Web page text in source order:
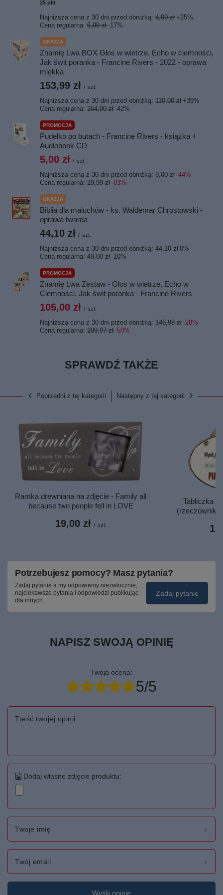
25 pkt
Najniższa cena z 30 dni przed obniżką: 4,00 zł +25%
Cena regularna: 6,00 zł -17%
OKAZJA
Znamię Lwa BOX Głos w wietrze, Echo w ciemności,
Jak świt poranka - Francine Rivers - 2022 - oprawa
miękka
153,99 zł / szt.
Najniższa cena z 30 dni przed obniżką: 110,00 zł +39%
Cena regularna: 264,00 zł -42%
PROMOCJA
Pudełko po butach - Francine Rivers - książka +
Audiobook CD
5,00 zł / szt.
Najniższa cena z 30 dni przed obniżką: 9,00 zł -44%
Cena regularna: 29,99 zł -83%
OKAZJA
Biblia dla maluchów - ks. Waldemar Chrostowski -
oprawa twarda
44,10 zł / szt.
Najniższa cena z 30 dni przed obniżką: 44,10 zł 0%
Cena regularna: 49,00 zł -10%
PROMOCJA
Znamię Lwa Zestaw - Głos w wietrze, Echo w
Ciemności, Jak świt poranka - Francine Rivers
105,00 zł / szt.
Najniższa cena z 30 dni przed obniżką: 146,98 zł -28%
Cena regularna: 209,97 zł -50%
SPRAWDŹ TAKŻE
Poprzedni z tej kategorii Następny z tej kategorii
Ramka drewniana na zdjęcie - Family all
because two people fell in LOVE
19,00 zł / szt.
Tabliczka
(rzeczownik)
Potrzebujesz pomocy? Masz pytania?
Zadaj pytanie a my odpowiemy niezwłocznie,
najciekawsze pytania i odpowiedzi publikując
dla innych.
Zadaj pytanie
NAPISZ SWOJĄ OPINIĘ
Twoja ocena:
5/5
Treść twojej opinii
Dodaj własne zdjęcie produktu:
Twoje imię
Twój email
Wyślij opinię